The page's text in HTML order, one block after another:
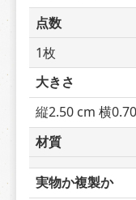
点数
1枚
大きさ
縦2.50 cm 横
材質
実物か複製か